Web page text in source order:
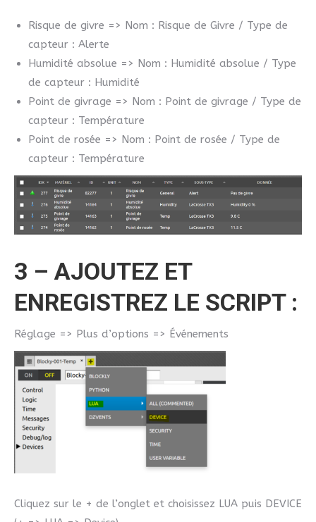
Risque de givre => Nom : Risque de Givre / Type de
capteur : Alerte
Humidité absolue => Nom : Humidité absolue / Type
de capteur : Humidité
Point de givrage => Nom : Point de givrage / Type de
capteur : Température
Point de rosée => Nom : Point de rosée / Type de
capteur : Température
3 – AJOUTEZ ET
ENREGISTREZ LE SCRIPT :
Réglage => Plus d’options => Événements
Cliquez sur le + de l’onglet et choisissez LUA puis DEVICE